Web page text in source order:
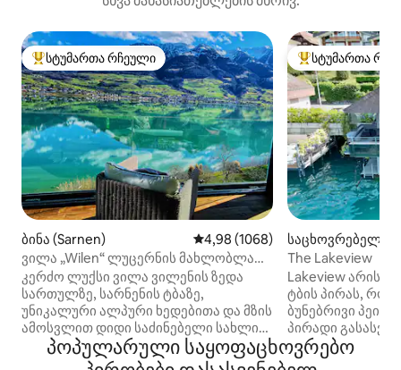
სტუმართა რჩეული მოწინავე ვარიანტი
სტუმართა რჩეული
ბინა (Sarnen) საშუალო შეფასებაა 5‑დან
4,98 (1068)
ვილა „Wilen“ ლუცერნის მახლობლად|
ლუქს‑კლასის განტვირთვა ტბისპირა
ზონაში
კერძო ლუქსი ვილა ვილენის ზედა
სართულზე, სარნენის ტბაზე,
უნიკალური ალპური ხედებითა და მზის
ამოსვლით დიდი საძინებელი სახლის
კინოთეატრით, პანორამული
მისაღები, დიდი სამზარეულო
სტუმართა
სტუმართა
საცხოვრებელი
n am Thunersee)
The Lakeview
Lakeview არის
ტბის პირას,
ბუნებრივი
პირადი
ადგილია
პოპულარული საყოფაცხოვრებო